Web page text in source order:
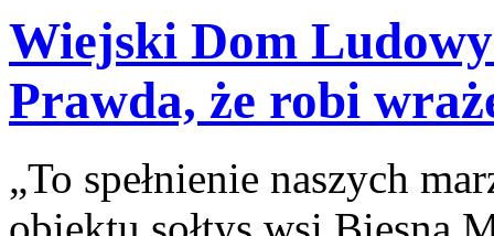
Wiejski Dom
Prawda, że robi
„To spełnienie naszych